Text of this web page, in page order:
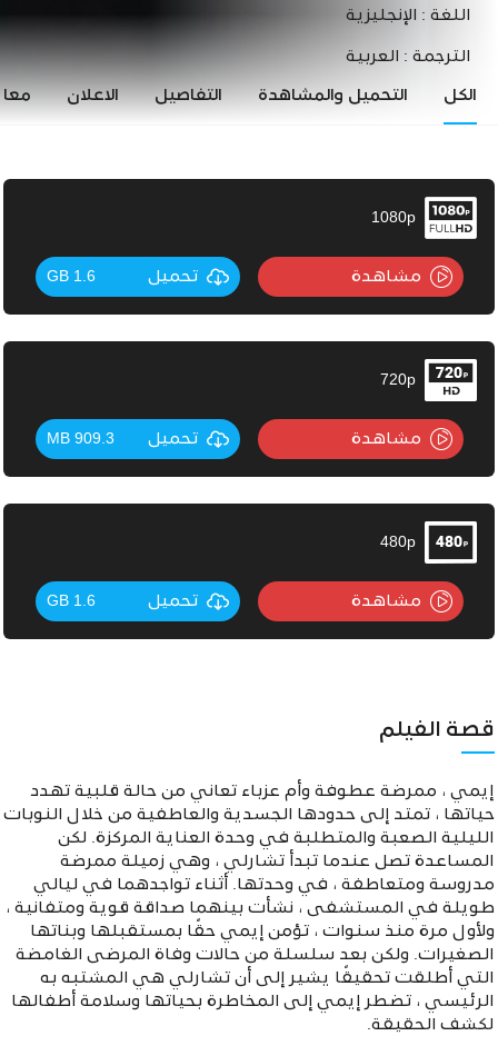
اللغة : الإنجليزية
الترجمة : العربية
الكل التحميل والمشاهدة التفاصيل الاعلان
1080p
مشاهدة تحميل 1.6 GB
720p
مشاهدة تحميل 909.3 MB
480p
مشاهدة تحميل 1.6 GB
قصة الفيلم
إيمي ، ممرضة عطوفة وأم عزباء تعاني من حالة قلبية تهدد
حياتها ، تمتد إلى حدودها الجسدية والعاطفية من خلال النوبات
الليلية الصعبة والمتطلبة في وحدة العناية المركزة. لكن
المساعدة تصل عندما تبدأ تشارلي ، وهي زميلة ممرضة
مدروسة ومتعاطفة ، في وحدتها. أثناء تواجدهما في ليالي
طويلة في المستشفى ، نشأت بينهما صداقة قوية ومتفانية ،
ولأول مرة منذ سنوات ، تؤمن إيمي حقًا بمستقبلها وبناتها
الصغيرات. ولكن بعد سلسلة من حالات وفاة المرضى الغامضة
التي أطلقت تحقيقًا يشير إلى أن تشارلي هي المشتبه به
الرئيسي ، تضطر إيمي إلى المخاطرة بحياتها وسلامة أطفالها
لكشف الحقيقة.